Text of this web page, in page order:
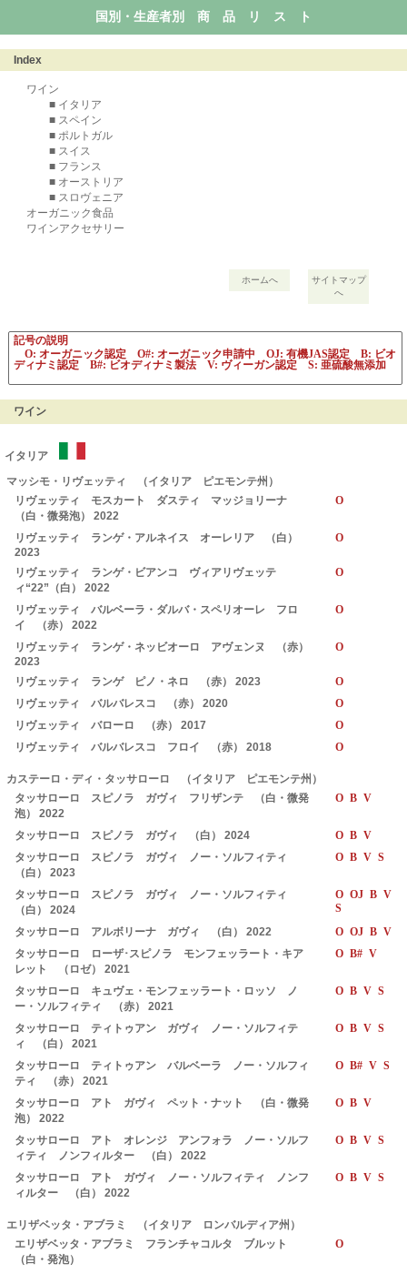
国別・生産者別 商 品 リ ス ト
Index
ワイン
■ イタリア
■ スペイン
■ ポルトガル
■ スイス
■ フランス
■ オーストリア
■ スロヴェニア
オーガニック食品
ワインアクセサリー
ホームへ
サイトマップ
へ
記号の説明
O: オーガニック認定 O#: オーガニック申請中 OJ: 有機JAS認定 B: ビオ
ディナミ認定 B#: ビオディナミ製法 V: ヴィーガン認定 S: 亜硫酸無添加
ワイン
イタリア
マッシモ・リヴェッティ （イタリア ピエモンテ州）
リヴェッティ モスカート ダスティ マッジョリーナ
（白・微発泡） 2022
O
リヴェッティ ランゲ・アルネイス オーレリア （白）
2023
O
リヴェッティ ランゲ・ビアンコ ヴィアリヴェッテ
ィ“22”（白） 2022
O
リヴェッティ バルベーラ・ダルバ・スペリオーレ フロ
イ （赤） 2022
O
リヴェッティ ランゲ・ネッビオーロ アヴェンヌ （赤）
2023
O
リヴェッティ ランゲ ピノ・ネロ （赤） 2023
O
リヴェッティ バルバレスコ （赤） 2020
O
リヴェッティ バローロ （赤） 2017
O
リヴェッティ バルバレスコ フロイ （赤） 2018
O
カステーロ・ディ・タッサローロ （イタリア ピエモンテ州）
タッサローロ スピノラ ガヴィ フリザンテ （白・微発
泡） 2022
O B V
タッサローロ スピノラ ガヴィ （白） 2024
O B V
タッサローロ スピノラ ガヴィ ノー・ソルフィティ
（白） 2023
O B V S
タッサローロ スピノラ ガヴィ ノー・ソルフィティ
（白） 2024
O OJ B V
S
タッサローロ アルボリーナ ガヴィ （白） 2022
O OJ B V
タッサローロ ローザ･スピノラ モンフェッラート・キア
レット （ロゼ） 2021
O B# V
タッサローロ キュヴェ・モンフェッラート・ロッソ ノ
ー・ソルフィティ （赤） 2021
O B V S
タッサローロ ティトゥアン ガヴィ ノー・ソルフィテ
ィ （白） 2021
O B V S
タッサローロ ティトゥアン バルベーラ ノー・ソルフィ
ティ （赤） 2021
O B# V S
タッサローロ アト ガヴィ ペット・ナット （白・微発
泡） 2022
O B V
タッサローロ アト オレンジ アンフォラ ノー・ソルフ
ィティ ノンフィルター （白） 2022
O B V S
タッサローロ アト ガヴィ ノー・ソルフィティ ノンフ
ィルター （白） 2022
O B V S
エリザベッタ・アブラミ （イタリア ロンバルディア州）
エリザベッタ・アブラミ フランチャコルタ ブルット
（白・発泡）
O